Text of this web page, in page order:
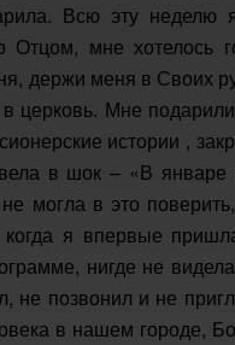
Всю эту неделю
мне хотелось
держи меня в Своих
церковь. Мне
истории ,
в шок – «В январе
могла в это
я впервые
нигде не
не позвонил и не
в нашем городе,